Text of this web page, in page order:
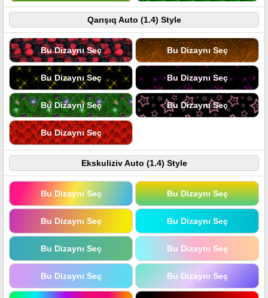
Qarışıq Auto (1.4) Style
Bu Dizaynı Seç Bu Dizaynı Seç
Bu Dizaynı Seç Bu Dizaynı Seç
Bu Dizaynı Seç Bu Dizaynı Seç
Bu Dizaynı Seç
Ekskuliziv Auto (1.4) Style
Bu Dizaynı Seç Bu Dizaynı Seç
Bu Dizaynı Seç Bu Dizaynı Seç
Bu Dizaynı Seç Bu Dizaynı Seç
Bu Dizaynı Seç Bu Dizaynı Seç